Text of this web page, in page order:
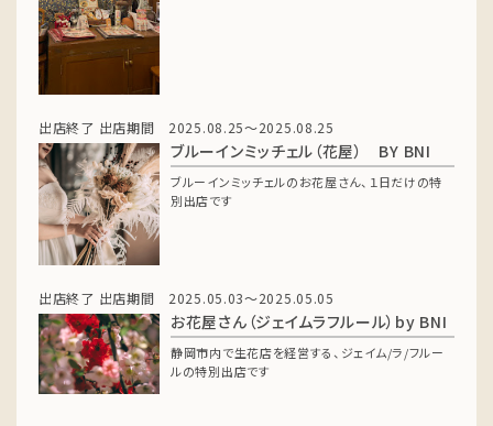
出店終了 出店期間 2025.08.25～2025.08.25
ブルーインミッチェル（花屋） BY BNI
ブルーインミッチェルのお花屋さん、１日だけの特
別出店です
出店終了 出店期間 2025.05.03～2025.05.05
お花屋さん（ジェイムラフルール）by BNI
静岡市内で生花店を経営する、ジェイム/ラ/フルー
ルの特別出店です